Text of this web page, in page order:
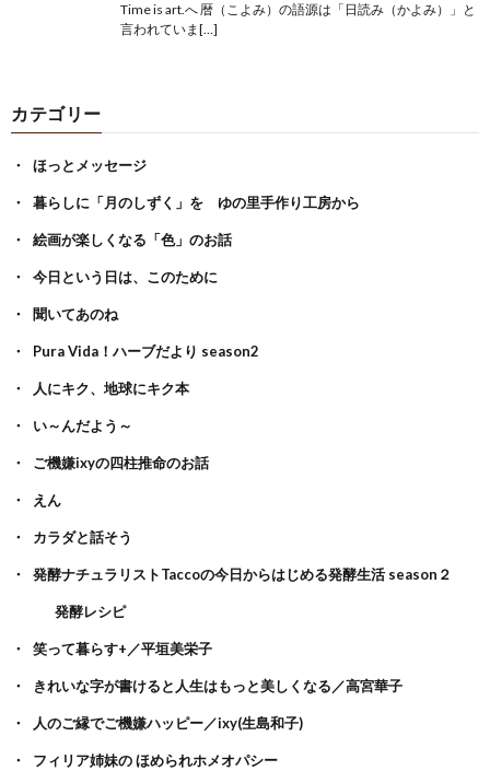
Time is art.へ 暦（こよみ）の語源は「日読み（かよみ）」と
言われていま[…]
カテゴリー
ほっとメッセージ
暮らしに「月のしずく」を ゆの里手作り工房から
絵画が楽しくなる「色」のお話
今日という日は、このために
聞いてあのね
Pura Vida！ハーブだより season2
人にキク、地球にキク本
い～んだよう～
ご機嫌ixyの四柱推命のお話
えん
カラダと話そう
発酵ナチュラリストTaccoの今日からはじめる発酵生活 season２
発酵レシピ
笑って暮らす+／平垣美栄子
きれいな字が書けると人生はもっと美しくなる／高宮華子
人のご縁でご機嫌ハッピー／ixy(生島和子)
フィリア姉妹の ほめられホメオパシー